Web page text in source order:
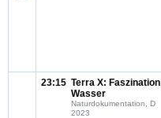
23:15 Terra X: Faszination
Wasser
Naturdokumentation, D
2023